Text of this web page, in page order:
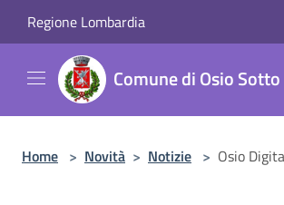
Regione Lombardia
Comune di Osio Sotto
Home > Novità > Notizie > Osio